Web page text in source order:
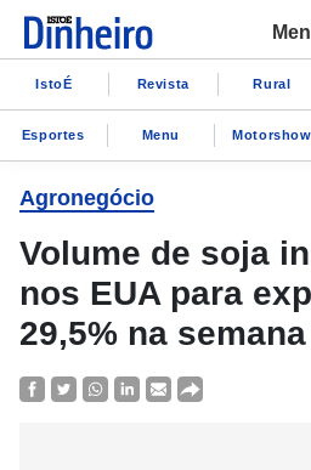
IstoÉ Revista Rural
Esportes Menu Motorshow
Agronegócio
Volume de soja
nos EUA para
29,5% na semana